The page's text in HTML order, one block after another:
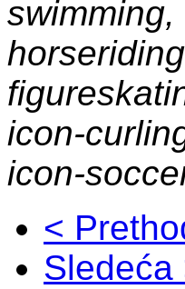
icon-
icon-
<
Sledeća